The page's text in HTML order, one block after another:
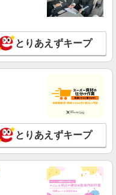
とりあえずキープ
とりあえずキープ